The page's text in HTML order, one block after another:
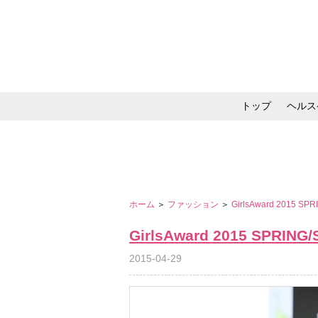
トップ ヘル
ホーム ＞ ファッション ＞ GirlsAward 2015
GirlsAward 2015 SPRING/
2015-04-29